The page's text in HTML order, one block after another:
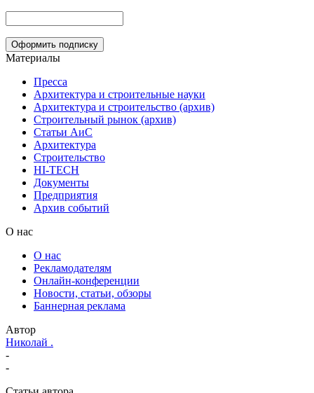
Материалы
Пресса
Архитектура и строительные науки
Архитектура и строительство (архив)
Строительный рынок (архив)
Статьи АиС
Архитектура
Строительство
HI-TECH
Документы
Предприятия
Архив событий
О нас
О нас
Рекламодателям
Онлайн-конференции
Новости, статьи, обзоры
Баннерная реклама
Автор
Николай .
-
-